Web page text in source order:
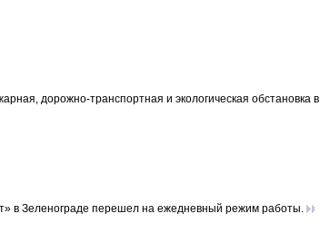
дорожно-транспортная и экологическая обстановка в
в Зеленограде перешел на ежедневный режим работы.